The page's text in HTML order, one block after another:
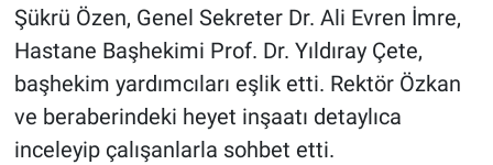
Şükrü Özen, Genel Sekreter Dr. Ali Evren İmre,
Hastane Başhekimi Prof. Dr. Yıldıray Çete,
başhekim yardımcıları eşlik etti. Rektör Özkan
ve beraberindeki heyet inşaatı detaylıca
inceleyip çalışanlarla sohbet etti.